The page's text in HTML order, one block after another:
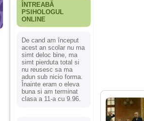
ÎNTREABĂ
PSIHOLOGUL
ONLINE
De cand am început
acest an scolar nu ma
simt deloc bine, ma
simt pierduta total si
nu reusesc sa ma
adun sub nicio forma.
Înainte eram o eleva
buna si am terminat
clasa a 11-a cu 9.96.